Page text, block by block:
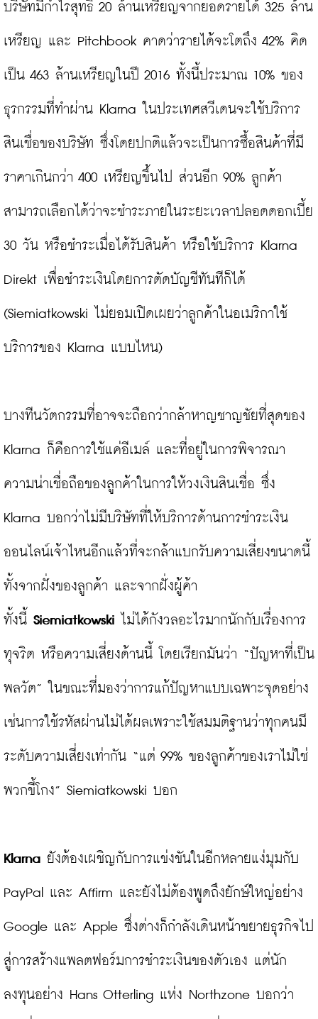
บริษัทมีกำไรสุทธิ 20 ล้านเหรียญจากยอดรายได้ 325 ล้าน
เหรียญ และ Pitchbook คาดว่ารายได้จะโตถึง 42% คิด
เป็น 463 ล้านเหรียญในปี 2016 ทั้งนี้ประมาณ 10% ของ
ธุรกรรมที่ทำผ่าน Klarna ในประเทศสวีเดนจะใช้บริการ
สินเชื่อของบริษัท ซึ่งโดยปกติแล้วจะเป็นการซื้อสินค้าที่มี
ราคาเกินกว่า 400 เหรียญขึ้นไป ส่วนอีก 90% ลูกค้า
สามารถเลือกได้ว่าจะชำระภายในระยะเวลาปลอดดอกเบี้ย
30 วัน หรือชำระเมื่อได้รับสินค้า หรือใช้บริการ Klarna
Direkt เพื่อชำระเงินโดยการตัดบัญชีทันทีก็ได้
(Siemiatkowski ไม่ยอมเปิดเผยว่าลูกค้าในอเมริกาใช้
บริการของ Klarna แบบไหน)
บางทีนวัตกรรมที่อาจจะถือกว่ากล้าหาญชาญชัยที่สุดของ
Klarna ก็คือการใช้แค่อีเมล์ และที่อยู่ในการพิจารณา
ความน่าเชื่อถือของลูกค้าในการให้วงเงินสินเชื่อ ซึ่ง
Klarna บอกว่าไม่มีบริษัทที่ให้บริการด้านการชำระเงิน
ออนไลน์เจ้าไหนอีกแล้วที่จะกล้าแบกรับความเสี่ยงขนาดนี้
ทั้งจากฝั่งของลูกค้า และจากฝั่งผู้ค้า
ทั้งนี้ Siemiatkowski ไม่ได้กังวลอะไรมากนักกับเรื่องการ
ทุจริต หรือความเสี่ยงด้านนี้ โดยเรียกมันว่า “ปัญหาที่เป็น
พลวัต” ในขณะที่มองว่าการแก้ปัญหาแบบเฉพาะจุดอย่าง
เช่นการใช้รหัสผ่านไม่ได้ผลเพราะใช้สมมติฐานว่าทุกคนมี
ระดับความเสี่ยงเท่ากัน “แต่ 99% ของลูกค้าของเราไม่ใช่
พวกขี้โกง” Siemiatkowski บอก
Klarna ยังต้องเผชิญกับการแข่งขันในอีกหลายแง่มุมกับ
PayPal และ Affirm และยังไม่ต้องพูดถึงยักษ์ใหญ่อย่าง
Google และ Apple ซึ่งต่างก็กำลังเดินหน้าขยายธุรกิจไป
สู่การสร้างแพลตฟอร์มการชำระเงินของตัวเอง แต่นัก
ลงทุนอย่าง Hans Otterling แห่ง Northzone บอกว่า